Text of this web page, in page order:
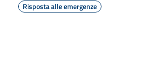
Risposta alle emergenze